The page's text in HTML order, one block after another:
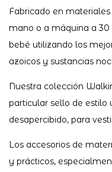
Fabricado en
mano o a máquina a
bebé utilizando los
azoicos y sustancias
Nuestra colección
particular sello de estilo
desapercibido, para
Los accesorios de
y prácticos,